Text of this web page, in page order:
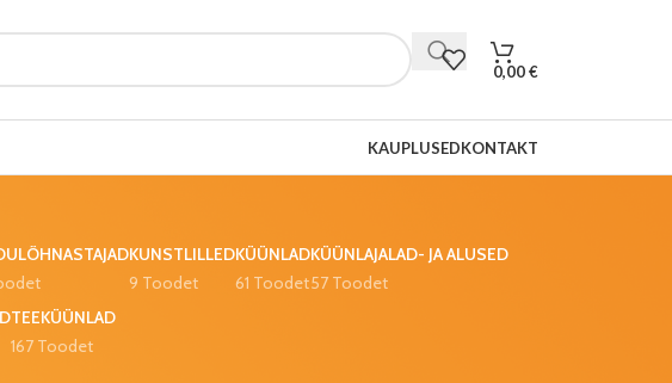
0,00€
KAUPLUSEDKONTAKT
KUNSTLILLED
9 Toodet
KÜÜNLAD
61 Toodet
KÜÜNLAJALAD- JA ALUSED
57 Toodet
TEEKÜÜNLAD
167 Toodet